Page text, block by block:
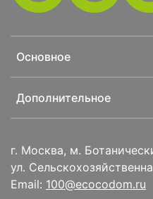
г. Москва, м.
ул.
Email: 100@ecocodom.ru
Основное
Дополнительное